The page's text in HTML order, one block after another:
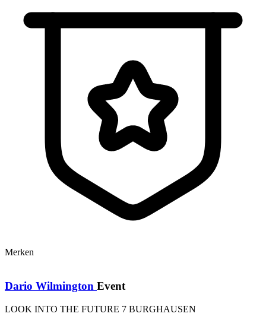
Merken
Dario Wilmington Event
LOOK INTO THE FUTURE 7 BURGHAUSEN